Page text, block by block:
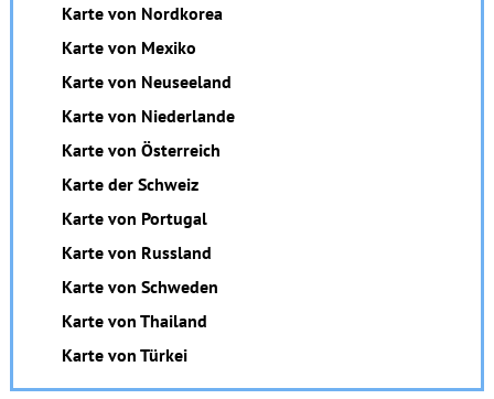
Karte von Nordkorea
Karte von Mexiko
Karte von Neuseeland
Karte von Niederlande
Karte von Österreich
Karte der Schweiz
Karte von Portugal
Karte von Russland
Karte von Schweden
Karte von Thailand
Karte von Türkei